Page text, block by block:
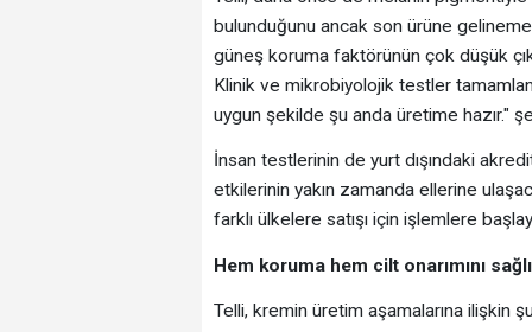
bulunduğunu ancak son ürüne
güneş koruma faktörünün çok düşük
Klinik ve mikrobiyolojik testler
uygun şekilde şu anda üretime hazır."
İnsan testlerinin de yurt dışındaki
etkilerinin yakın zamanda ellerine
farklı ülkelere satışı için işlemlere
Hem koruma hem cilt onarımını
Telli, kremin üretim aşamalarına ilişkin